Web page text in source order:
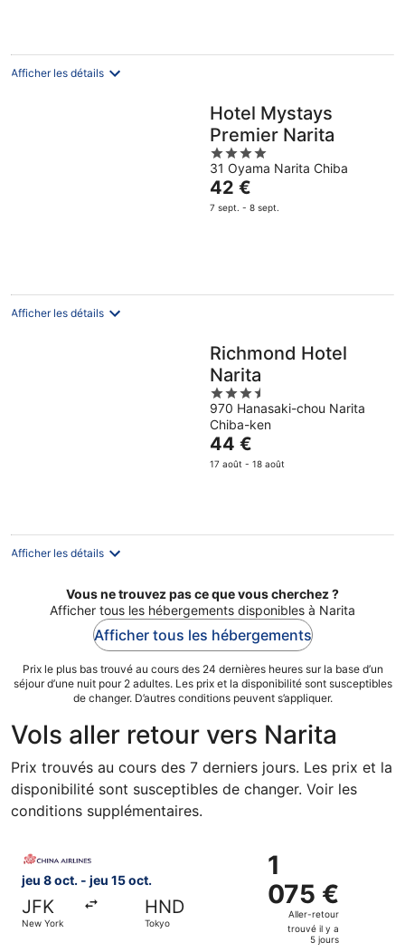
nuit
Afficher les détails
Hotel Mystays
Premier Narita
4
out
of
5
31 Oyama Narita Chiba
Le
prix
nuit
42 €
7 sept. - 8 sept.
Afficher les détails
Richmond Hotel
Narita
3.5
out
of
5
970 Hanasaki-chou Narita
Chiba-ken
Le
prix
par
44 €
17 août - 18 août
Afficher les détails
Vous ne trouvez pas ce que vous cherchez ?
Afficher tous les hébergements disponibles à Narita
Afficher tous les hébergements
Prix le plus bas trouvé au cours des 24 dernières heures sur la base d’un
séjour d’une nuit pour 2 adultes. Les prix et la disponibilité sont susceptibles
de changer. D’autres conditions peuvent s’appliquer.
Vols aller retour vers Narita
Prix trouvés au cours des 7 derniers jours. Les prix et la
disponibilité sont susceptibles de changer. Voir les
conditions supplémentaires.
jeu 8 oct. - jeu 15 oct.
JFK
New York
HND
Tokyo
1
075 €
Aller-
retour,
trouvé
1
075 €
Aller-retour
trouvé il y a
5 jours